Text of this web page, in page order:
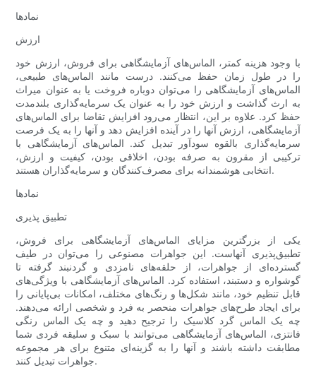
نمادها
ارزش
با وجود هزینه کمتر، الماس‌های آزمایشگاهی برای فروش، ارزش خود
را در طول زمان حفظ می‌کنند. درست مانند الماس‌های طبیعی،
الماس‌های آزمایشگاهی را می‌توان دوباره فروخت یا به عنوان میراث
به ارث گذاشت و ارزش خود را به عنوان یک سرمایه‌گذاری بلندمدت
حفظ کرد. علاوه بر این، انتظار می‌رود افزایش تقاضا برای الماس‌های
آزمایشگاهی، ارزش آنها را در آینده افزایش دهد و آنها را به یک فرصت
سرمایه‌گذاری بالقوه سودآور تبدیل کند. الماس‌های آزمایشگاهی با
ترکیبی از مقرون به صرفه بودن، اخلاقی بودن، کیفیت و ارزش،
انتخابی هوشمندانه برای مصرف‌کنندگان و سرمایه‌گذاران هستند.
نمادها
تطبیق پذیری
یکی از بزرگترین مزایای الماس‌های آزمایشگاهی برای فروش،
تطبیق‌پذیری آنهاست. این جواهرات مصنوعی را می‌توان در طیف
گسترده‌ای از جواهرات، از حلقه‌های نامزدی و گردنبند گرفته تا
گوشواره و دستبند، استفاده کرد. الماس‌های آزمایشگاهی با ویژگی‌های
قابل تنظیم خود، مانند شکل‌ها و رنگ‌های مختلف، امکانات بی‌پایانی را
برای ایجاد طرح‌های جواهرات منحصر به فرد و شخصی ارائه می‌دهند.
چه یک الماس گرد کلاسیک را ترجیح دهید و چه یک الماس رنگی
فانتزی، الماس‌های آزمایشگاهی می‌توانند با سبک و سلیقه فردی شما
مطابقت داشته باشند و آنها را به گزینه‌ای متنوع برای هر مجموعه
جواهرات تبدیل کنند.